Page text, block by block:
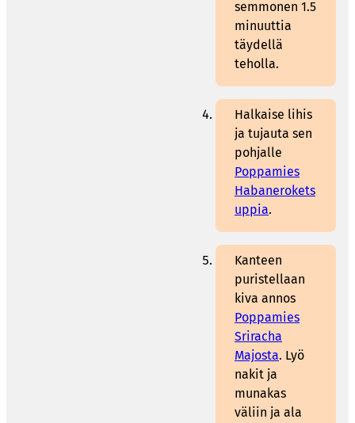
semmonen 1.5
minuuttia
täydellä
teholla.
Halkaise lihis
ja tujauta sen
pohjalle
Poppamies
Habanerokets
uppia.
Kanteen
puristellaan
kiva annos
Poppamies
Sriracha
Majosta. Lyö
nakit ja
munakas
väliin ja ala